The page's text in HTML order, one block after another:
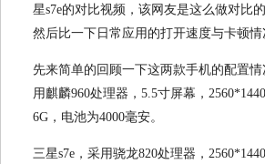
星s7e的对比视频，该网友是这么做对比
然后比一下日常应用的打开速度与卡顿情
先来简单的回顾一下这两款手机的配置情
用麒麟960处理器，5.5寸屏幕，
6G，电池为4000毫安。
三星s7e，采用骁龙820处理器，